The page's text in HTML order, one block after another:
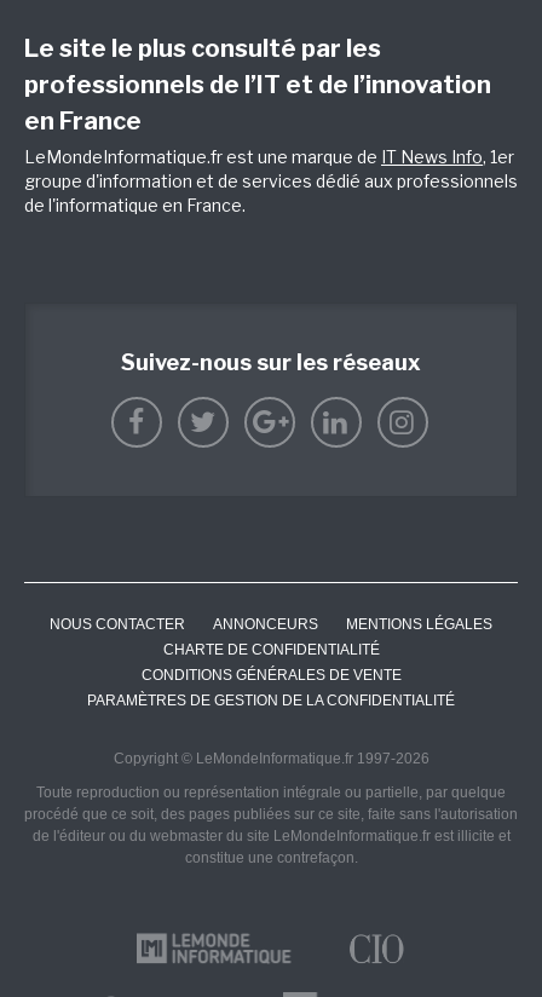
Le site le plus consulté par les
professionnels de l’IT et de l’innovation
en France
LeMondeInformatique.fr est une marque de IT News Info, 1er
groupe d'information et de services dédié aux professionnels
de l'informatique en France.
Suivez-nous sur les réseaux
NOUS CONTACTER ANNONCEURS
MENTIONS LÉGALES
CHARTE DE CONFIDENTIALITÉ
CONDITIONS GÉNÉRALES DE VENTE
PARAMÈTRES DE GESTION DE LA CONFIDENTIALITÉ
Copyright © LeMondeInformatique.fr 1997-2026
Toute reproduction ou représentation intégrale ou partielle, par quelque
procédé que ce soit, des pages publiées sur ce site, faite sans l'autorisation
de l'éditeur ou du webmaster du site LeMondeInformatique.fr est illicite et
constitue une contrefaçon.